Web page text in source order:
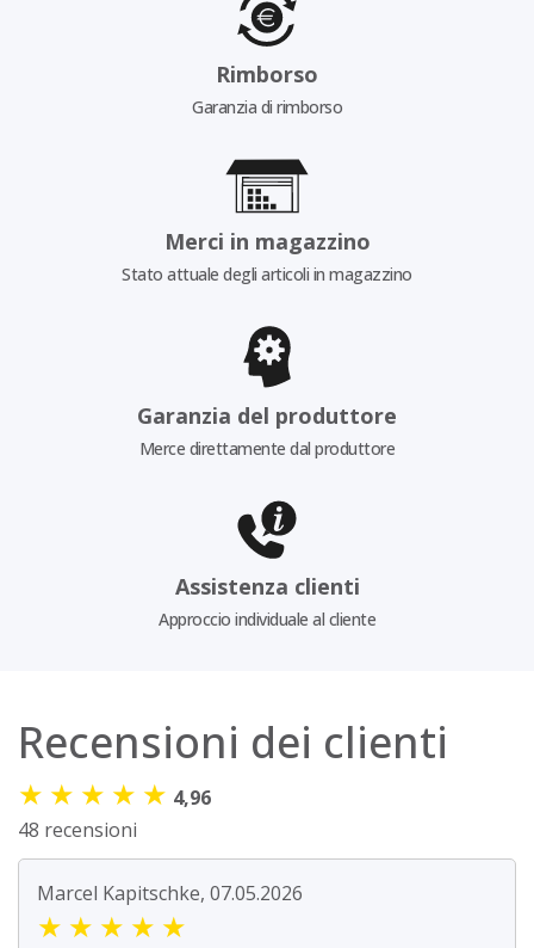
Rimborso
Garanzia di rimborso
Merci in magazzino
Stato attuale degli articoli in magazzino
Garanzia del produttore
Merce direttamente dal produttore
Assistenza clienti
Approccio individuale al cliente
Recensioni dei clienti
★ ★ ★ ★ ★ 4,96
48 recensioni
Marcel Kapitschke, 07.05.2026
★ ★ ★ ★ ★